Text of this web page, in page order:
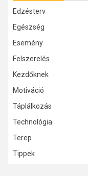
Edzésterv
Egészség
Esemény
Felszerelés
Kezdőknek
Motiváció
Táplálkozás
Technológia
Terep
Tippek